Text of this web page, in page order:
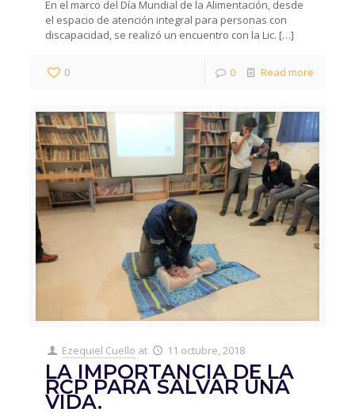
En el marco del Día Mundial de la Alimentación, desde
el espacio de atención integral para personas con
discapacidad, se realizó un encuentro con la Lic. […]
0 0 Read more
Ezequiel Cuello at 11 octubre, 2018
LA IMPORTANCIA DE LA
RCP PARA SALVAR UNA
VIDA.